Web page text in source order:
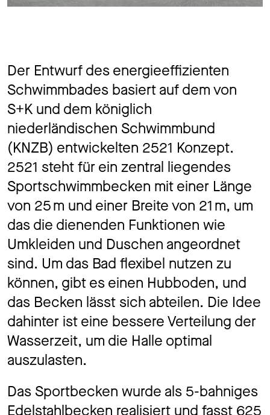
Der Entwurf des energieeffizienten
Schwimmbades basiert auf dem von
S+K und dem königlich
niederländischen Schwimmbund
(KNZB) entwickelten 2521 Konzept.
2521 steht für ein zentral liegendes
Sportschwimmbecken mit einer Länge
von 25 m und einer Breite von 21 m, um
das die dienenden Funktionen wie
Umkleiden und Duschen angeordnet
sind. Um das Bad flexibel nutzen zu
können, gibt es einen Hubboden, und
das Becken lässt sich abteilen. Die Idee
dahinter ist eine bessere Verteilung der
Wasserzeit, um die Halle optimal
auszulasten.
Das Sportbecken wurde als 5-bahniges
Edelstahlbecken realisiert und fasst 625